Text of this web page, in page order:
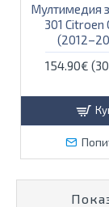
Мултимедия
301 Citroen
154.90€